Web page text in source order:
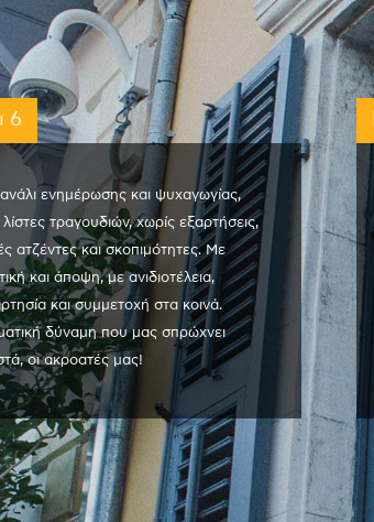
6
ενημέρωσης και ψυχαγωγίας,
τραγουδιών, χωρίς εξαρτήσεις,
ατζέντες και σκοπιμότητες. Με
και άποψη, με ανιδιοτέλεια,
και συμμετοχή στα κοινά.
δύναμη που μας σπρώχνει
οι ακροατές μας!